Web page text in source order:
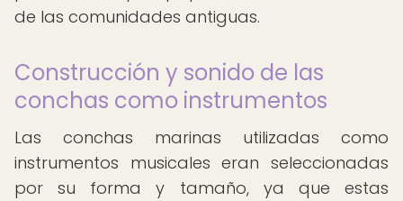
de las comunidades antiguas.
Construcción y sonido de las
conchas como instrumentos
Las conchas marinas utilizadas como
instrumentos musicales eran seleccionadas
por su forma y tamaño, ya que estas